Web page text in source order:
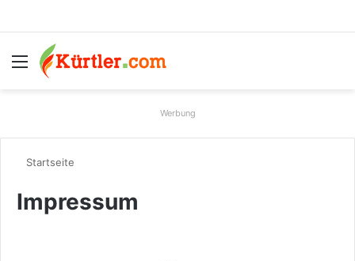
Menü
Werbung
Startseite
Impressum